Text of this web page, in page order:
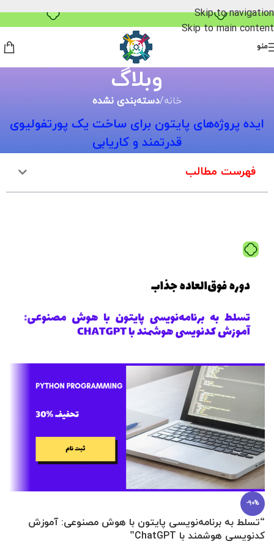
بدون ضامن، بدون سود
Skip to navigation
Skip to main content
منو
وبلاگ
خانه/دسته‌بندی نشده
ایده پروژه‌های پایتون برای ساخت یک پورتفولیوی
قدرتمند و کاریابی
فهرست مطالب
-90%
“تسلط به برنامه‌نویسی پایتون با هوش مصنوعی: آموزش
کدنویسی هوشمند با ChatGPT”